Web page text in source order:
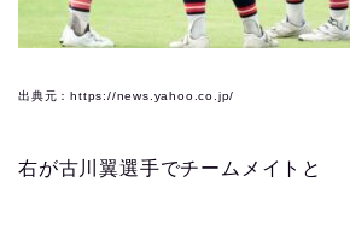
出典元：https://news.yahoo.co.jp/
右が古川翼選手でチームメイトと